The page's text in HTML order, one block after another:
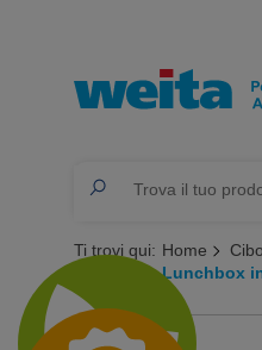
Ti trovi qui: Home Cibo
Lunchbox